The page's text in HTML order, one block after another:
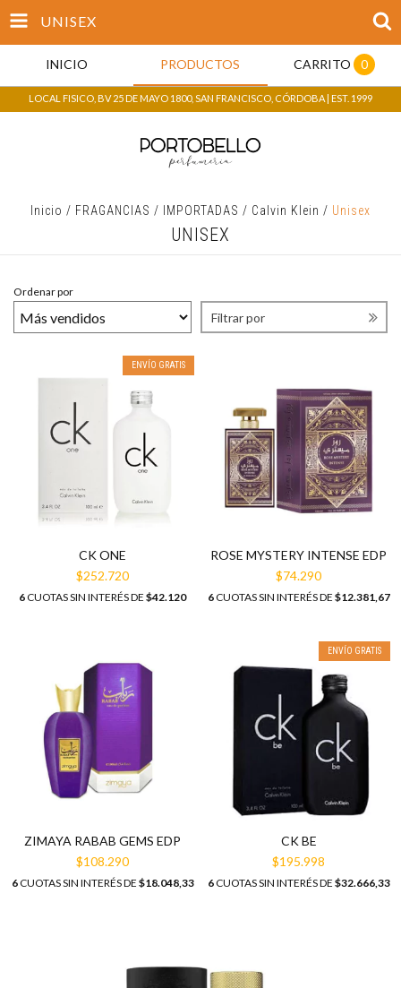
UNISEX
INICIO PRODUCTOS CARRITO 0
LOCAL FISICO, BV 25 DE MAYO 1800, SAN FRANCISCO, CÓRDOBA | EST. 1999
Inicio / FRAGANCIAS / IMPORTADAS / Calvin Klein / Unisex
UNISEX
Ordenar por
Filtrar por
ENVÍO GRATIS
CK ONE
$252.720
6 CUOTAS SIN INTERÉS DE $42.120
ROSE MYSTERY INTENSE EDP
$74.290
6CUOTAS SIN INTERÉS DE $12.381,67
ZIMAYA RABAB GEMS EDP
$108.290
6CUOTAS SIN INTERÉS DE $18.048,33
ENVÍO GRATIS
CK BE
$195.998
6CUOTAS SIN INTERÉS DE $32.666,33